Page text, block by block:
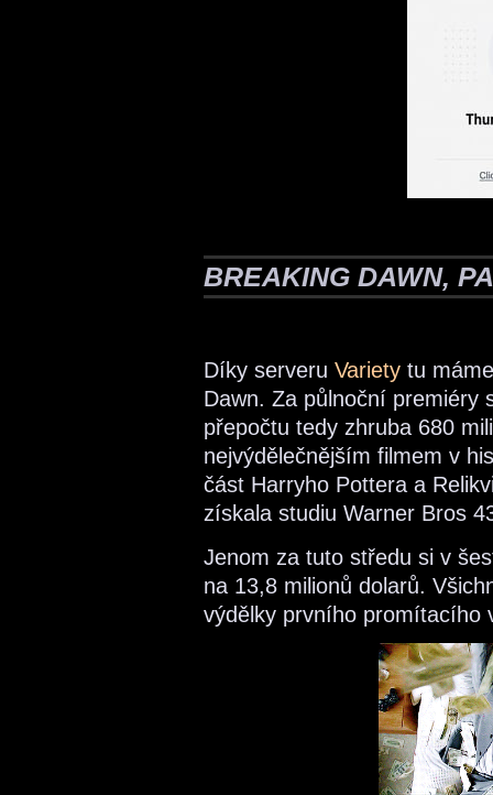
BREAKING DAWN,
Díky serveru Variety tu
Dawn. Za půlnoční premiéry
přepočtu tedy zhruba 680
nejvýdělečnějším filmem v
část Harryho Pottera a
získala studiu Warner Bros
Jenom za tuto středu si v
na 13,8 milionů dolarů.
výdělky prvního promítacího